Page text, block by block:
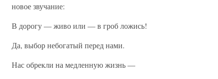
новое звучание:
В дорогу — живо или — в гроб ложись!
Да, выбор небогатый перед нами.
Нас обрекли на медленную жизнь —